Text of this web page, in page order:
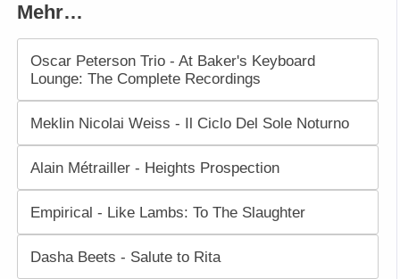
Mehr…
Oscar Peterson Trio - At Baker's Keyboard
Lounge: The Complete Recordings
Meklin Nicolai Weiss - Il Ciclo Del Sole Noturno
Alain Métrailler - Heights Prospection
Empirical - Like Lambs: To The Slaughter
Dasha Beets - Salute to Rita